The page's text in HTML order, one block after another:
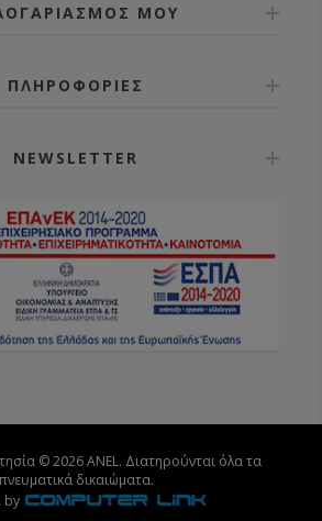
ΜΟΥ
ΠΛΗΡΟΦΟΡΙΕΣ
NEWSLETTER
© 2026 ANEL. Διατηρούνται όλα τα
δικαιώματα.
by